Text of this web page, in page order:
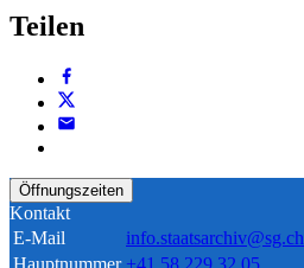
Teilen
Öffnungszeiten
Kontakt
E-Mail
info.staatsarchiv@sg.ch